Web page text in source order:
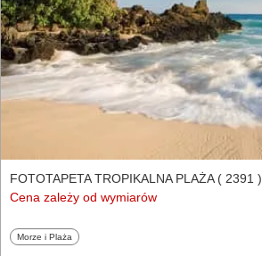
FOTOTAPETA TROPIKALNA PLAŻA ( 2391 )
Cena zależy od wymiarów
Fototapety
Morze i Plaża